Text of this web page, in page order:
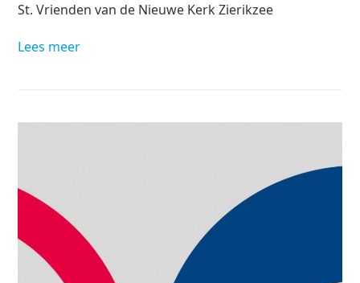
St. Vrienden van de Nieuwe Kerk Zierikzee
Lees meer